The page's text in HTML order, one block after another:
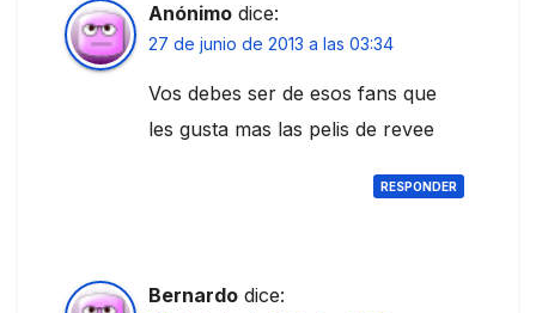
Anónimo dice:
27 de junio de 2013 a las 03:34
Vos debes ser de esos fans que
les gusta mas las pelis de revee
RESPONDER
Bernardo dice: